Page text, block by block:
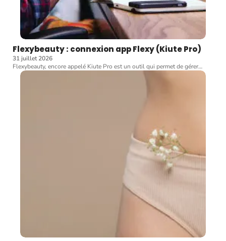
Flexybeauty : connexion app Flexy (Kiute Pro)
31 juillet 2026
Flexybeauty, encore appelé Kiute Pro est un outil qui permet de gérer…